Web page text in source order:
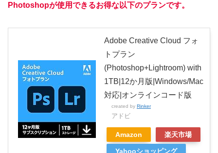
Photoshopが使用できるお得な以下のプランです。
Adobe Creative Cloud フォ
トプラン
(Photoshop+Lightroom) with
1TB|12か月版|Windows/Mac
対応|オンラインコード版
created by Rinker
アドビ
Amazon 楽天市場
Yahooショッピング